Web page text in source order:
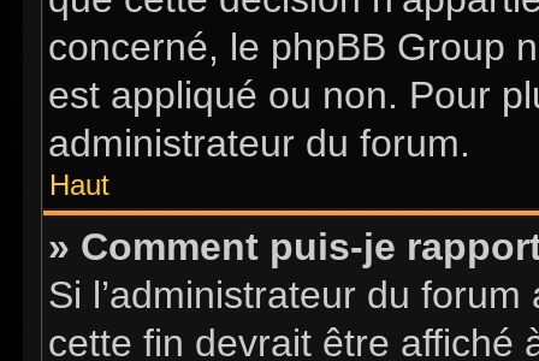
concerné, le phpBB Group
est appliqué ou non. Pour
administrateur du forum.
Haut
» Comment puis-je
Si l’administrateur du
cette fin devrait être affiché